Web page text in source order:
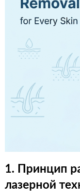
1. Принцип
лазерной